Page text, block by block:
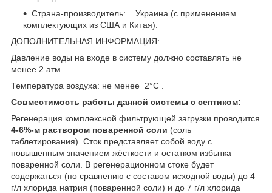
Страна-производитель: Украина (с применением
комплектующих из США и Китая).
ДОПОЛНИТЕЛЬНАЯ ИНФОРМАЦИЯ:
Давление воды на входе в систему должно составлять не
менее 2 атм.
Температура воздуха: не менее 2°C .
Совместимость работы данной системы с септиком:
Регенерация комплексной фильтрующей загрузки проводится
4-6%-м раствором поваренной соли (соль
таблетирования). Сток представляет собой воду с
повышенным значением жёсткости и остатком избытка
поваренной соли. В регенерационном стоке будет
содержаться (по сравнению с составом исходной воды) до 4
г/л хлорида натрия (поваренной соли) и до 7 г/л хлорида